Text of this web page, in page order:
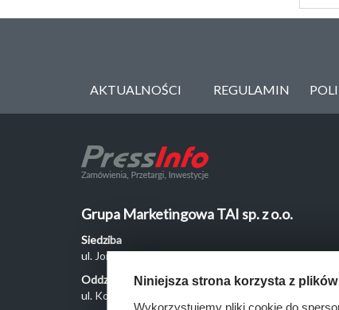
AKTUALNOŚCI REGULAMIN
Grupa Marketingowa TAI sp. z o.o.
Siedziba
ul. Jordanowska 12, 04-204 Warszawa
Oddział Poznań
ul. Kochanowskiego 18/6, 60-846 Poznań
Niniejsza strona korzysta z
Wykorzystujemy pliki cookie do